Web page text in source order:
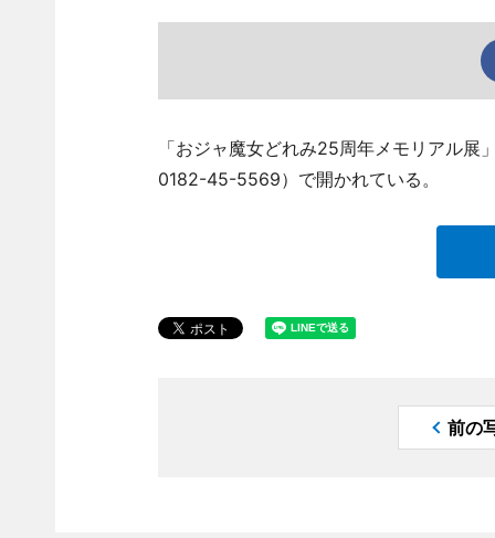
「おジャ魔女どれみ25周年メモリアル
0182-45-5569）で開かれている。
前の